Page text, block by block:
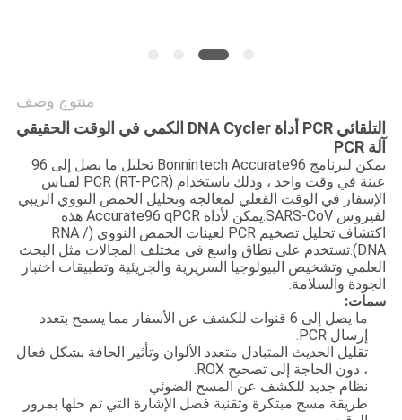
منتوج وصف
التلقائي PCR أداة DNA Cycler الكمي في الوقت الحقيقي
آلة PCR
يمكن لبرنامج Bonnintech Accurate96 تحليل ما يصل إلى 96
عينة في وقت واحد ، وذلك باستخدام PCR (RT-PCR) لقياس
الإسفار في الوقت الفعلي لمعالجة وتحليل الحمض النووي الريبي
لفيروس SARS-CoV.يمكن لأداة Accurate96 qPCR هذه
اكتشاف تحليل تضخيم PCR لعينات الحمض النووي (RNA /
DNA).تستخدم على نطاق واسع في مختلف المجالات مثل البحث
العلمي وتشخيص البيولوجيا السريرية والجزيئية وتطبيقات اختبار
الجودة والسلامة.
سمات:
ما يصل إلى 6 قنوات للكشف عن الأسفار مما يسمح بتعدد
إرسال PCR.
تقليل الحديث المتبادل متعدد الألوان وتأثير الحافة بشكل فعال
، دون الحاجة إلى تصحيح ROX.
نظام جديد للكشف عن المسح الضوئي
طريقة مسح مبتكرة وتقنية فصل الإشارة التي تم حلها بمرور